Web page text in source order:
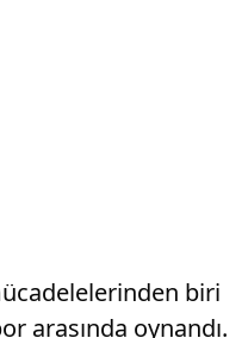
biri
arasında oynandı.